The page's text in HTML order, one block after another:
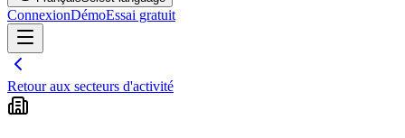
ConnexionDémoEssai gratuit
Retour aux secteurs d'activité